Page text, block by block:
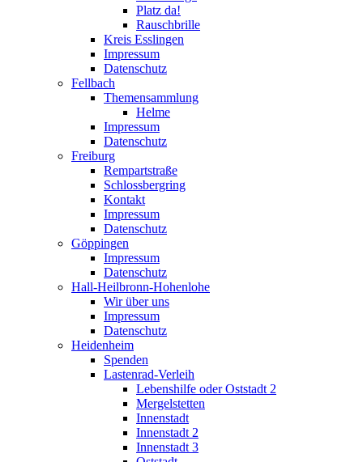
Platz da!
Rauschbrille
Kreis Esslingen
Impressum
Datenschutz
Fellbach
Themensammlung
Helme
Impressum
Datenschutz
Freiburg
Rempartstraße
Schlossbergring
Kontakt
Impressum
Datenschutz
Göppingen
Impressum
Datenschutz
Hall-Heilbronn-Hohenlohe
Wir über uns
Impressum
Datenschutz
Heidenheim
Spenden
Lastenrad-Verleih
Lebenshilfe oder Oststadt 2
Mergelstetten
Innenstadt
Innenstadt 2
Innenstadt 3